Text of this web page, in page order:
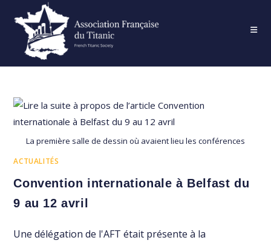
content
La première salle de dessin où avaient lieu les conférences
ACTUALITÉS
Convention internationale à Belfast du
9 au 12 avril
Une délégation de l'AFT était présente à la